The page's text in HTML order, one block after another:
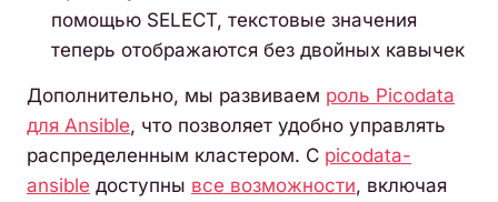
помощью SELECT, текстовые значения
теперь отображаются без двойных кавычек
Дополнительно, мы развиваем роль Picodata
для Ansible, что позволяет удобно управлять
распределенным кластером. С picodata-
ansible доступны все возможности, включая